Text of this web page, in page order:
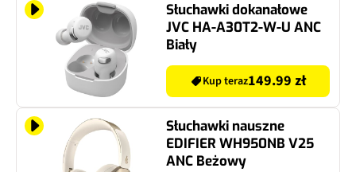
Słuchawki dokanałowe
JVC HA-A30T2-W-U ANC
Biały
Kup teraz149.99 zł
Słuchawki nauszne
EDIFIER WH950NB V25
ANC Beżowy